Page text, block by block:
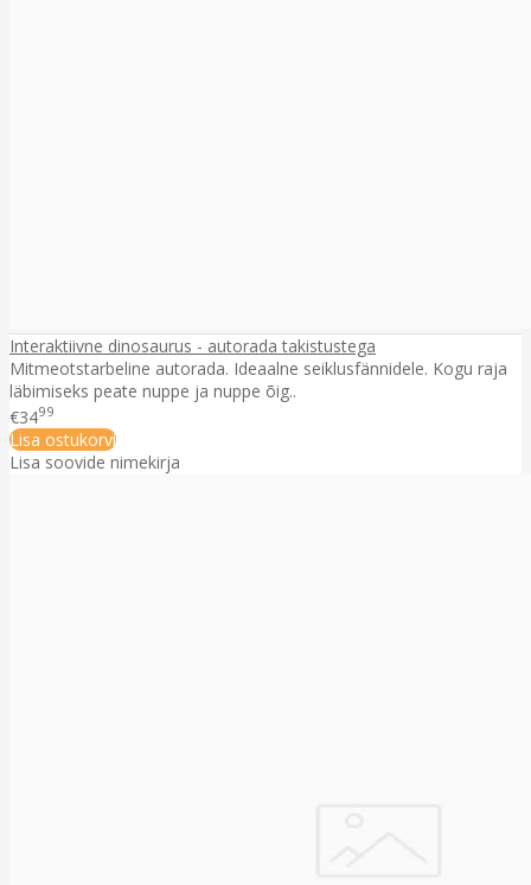
Interaktiivne dinosaurus - autorada takistustega
Mitmeotstarbeline autorada. Ideaalne seiklusfännidele. Kogu raja
läbimiseks peate nuppe ja nuppe õig..
€3499
Lisa ostukorvi
Lisa soovide nimekirja